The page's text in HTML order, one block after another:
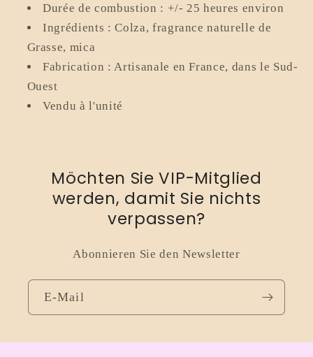
Durée de combustion : +/- 25 heures environ
Ingrédients : Colza, fragrance naturelle de
Grasse, mica
Fabrication : Artisanale en France, dans le Sud-
Ouest
Vendu à l'unité
Möchten Sie VIP-Mitglied
werden, damit Sie nichts
verpassen?
Abonnieren Sie den Newsletter
E-Mail